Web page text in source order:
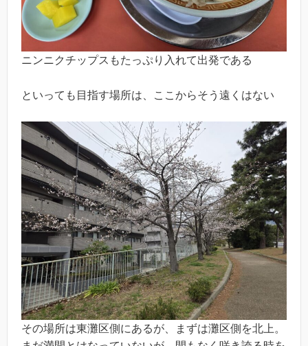
ニンニクチップスもたっぷり入れて出発である
といっても目指す場所は、ここからそう遠くはない
その場所は東灘区側にあるが、まずは灘区側を北上。